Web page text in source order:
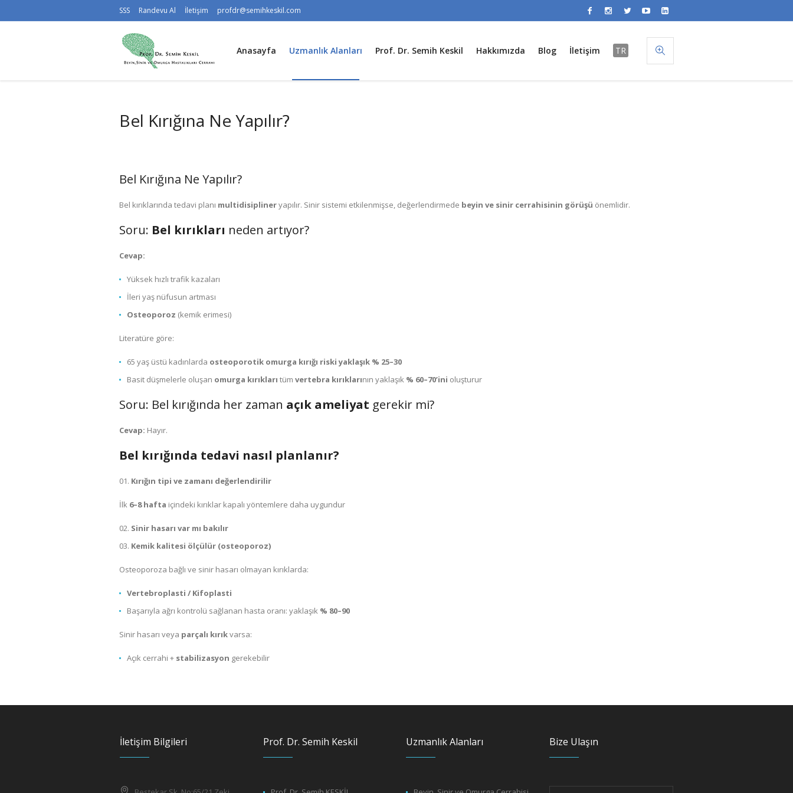
SSS Randevu Al İletişim profdr@semihkeskil.com
Anasayfa Uzmanlık Alanları Prof. Dr. Semih Keskil Hakkımızda Blog İletişim TR
Bel Kırığına Ne Yapılır?
Bel Kırığına Ne Yapılır?
Bel kırıklarında tedavi planı multidisiplineryapılır. Sinir sistemi etkilenmişse, değerlendirmede beyin ve sinir cerrahisinin görüşü önemlidir.
Soru: Bel kırıkları neden artıyor?
Cevap:
Yüksek hızlı trafik kazaları
İleri yaş nüfusun artması
Osteoporoz (kemik erimesi)
Literatüre göre:
65 yaş üstü kadınlarda osteoporotik omurga kırığı riski yaklaşık % 25–30
Basit düşmelerle oluşan omurga kırıkları tüm vertebra kırıklarının yaklaşık % 60–70’ini oluşturur
Soru: Bel kırığında her zaman açık ameliyat gerekir mi?
Cevap: Hayır.
Bel kırığında tedavi nasıl planlanır?
Kırığın tipi ve zamanı değerlendirilir
İlk 6–8 hafta içindeki kırıklar kapalı yöntemlere daha uygundur
Sinir hasarı var mı bakılır
Kemik kalitesi ölçülür (osteoporoz)
Osteoporoza bağlı ve sinir hasarı olmayan kırıklarda:
Vertebroplasti / Kifoplasti
Başarıyla ağrı kontrolü sağlanan hasta oranı: yaklaşık % 80–90
Sinir hasarı veya parçalı kırıkvarsa:
Açık cerrahi + stabilizasyon gerekebilir
İletişim Bilgileri Prof. Dr. Semih Keskil Uzmanlık Alanları Bize Ulaşın